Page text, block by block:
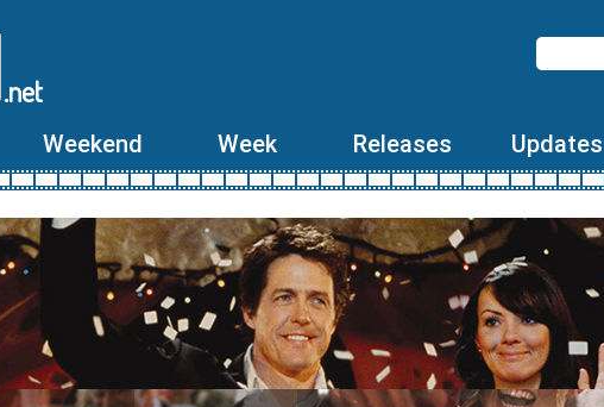
.net
Weekend Week Releases Updates